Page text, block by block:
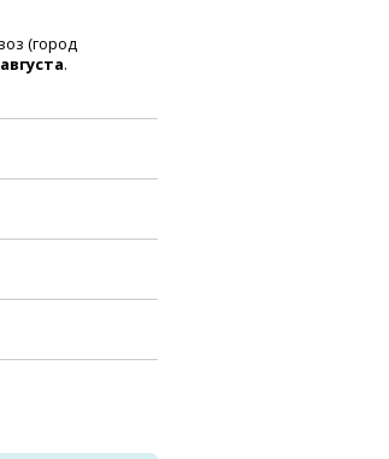
(город
.